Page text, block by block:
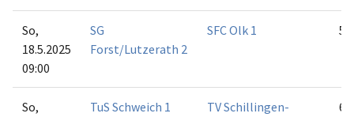
So,
18.5.2025
09:00
SG
Forst/Lutzerath 2
SFC Olk 1 5:1
So,
TuS Schweich 1
TV Schillingen-
6:0